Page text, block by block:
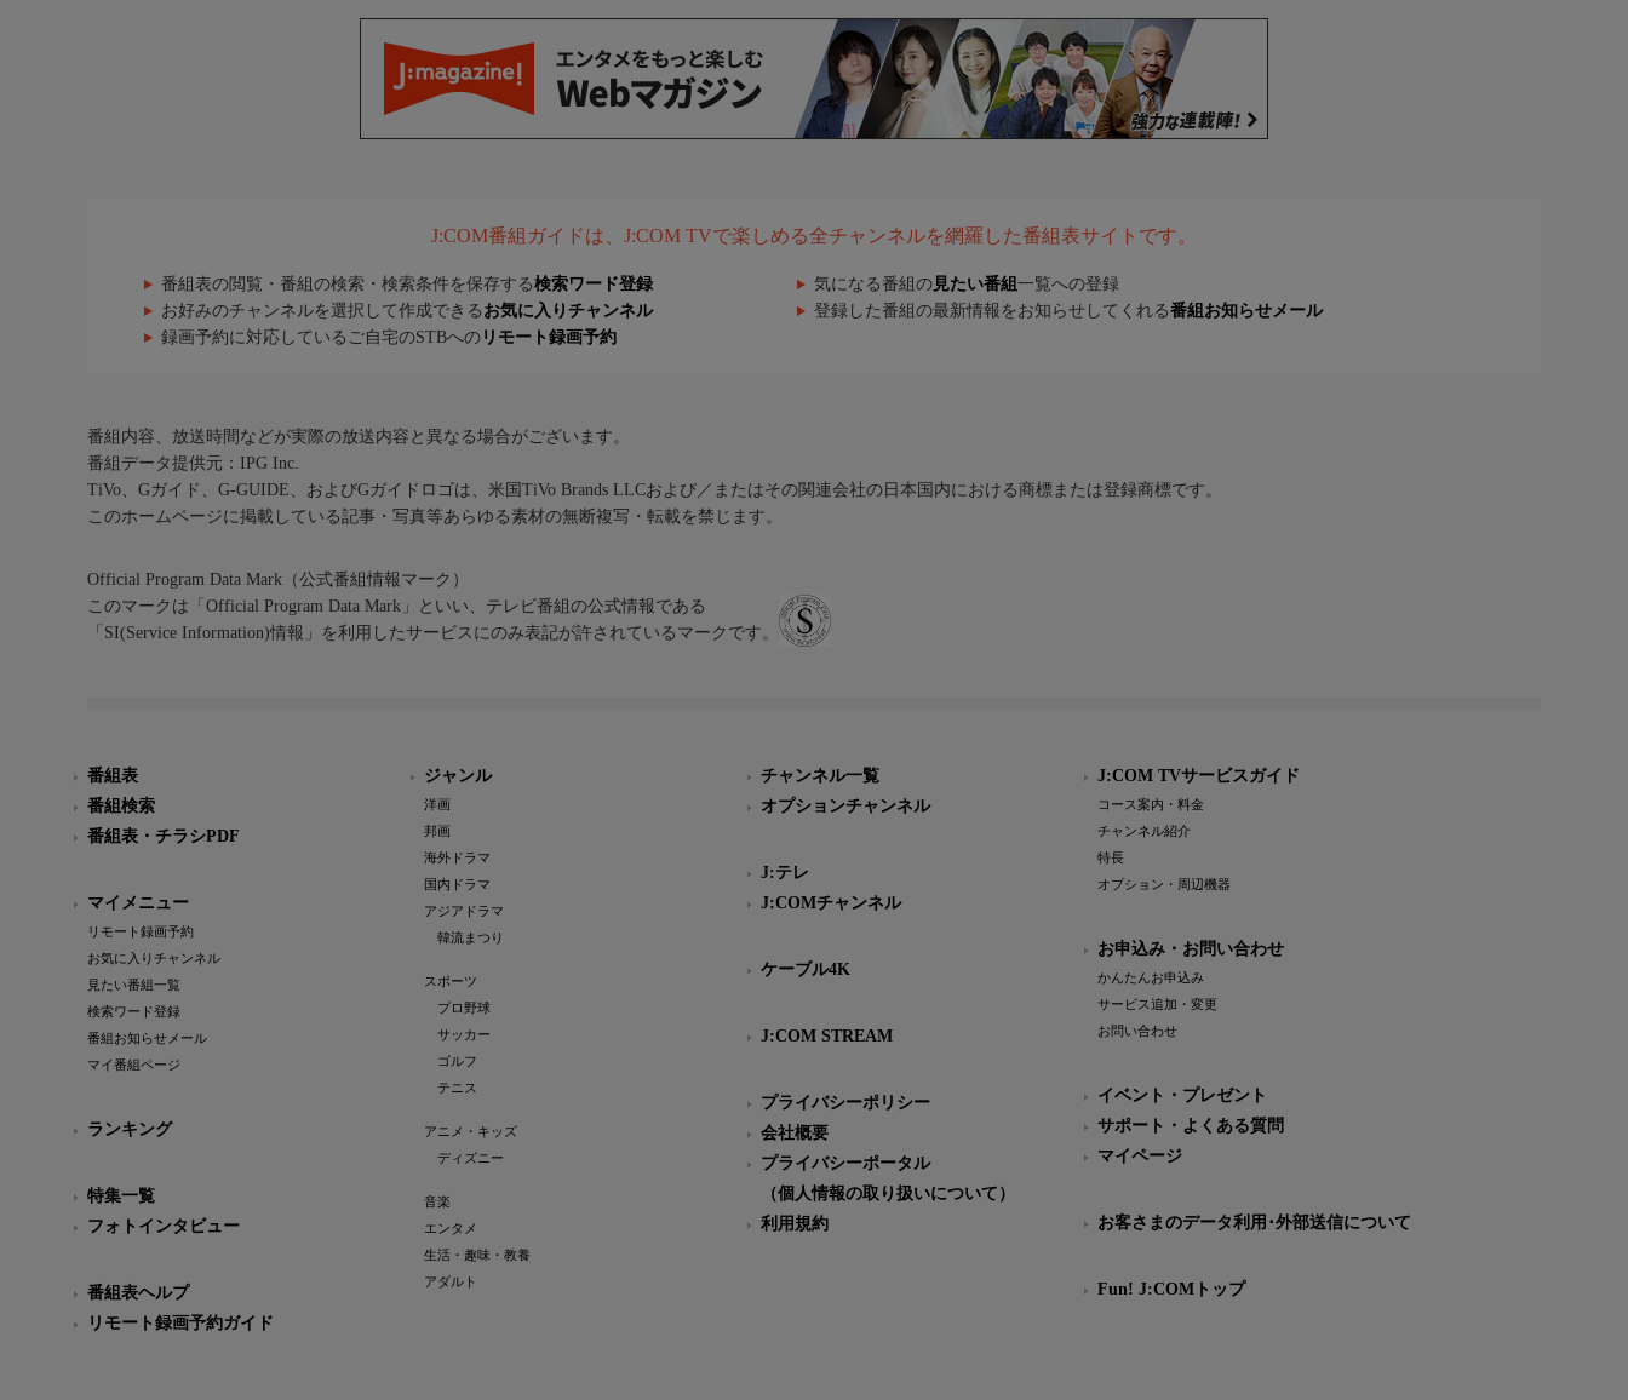
J:COM番組ガイドは、J:COM TVで楽しめる全チャンネルを網羅した番組表サイトです。
番組表の閲覧・番組の検索・検索条件を保存する検索ワード登録 気になる番組の 見たい番組 一覧への登録
お好みのチャンネルを選択して作成できる お気に入りチャンネル 登録した番組の最新情報をお知らせしてくれる番組お知らせメール
録画予約に対応しているご自宅のSTBへの リモート録画予約
番組内容、放送時間などが実際の放送内容と異なる場合がございます。
番組データ提供元：IPG Inc.
TiVo、Gガイド、G-GUIDE、およびGガイドロゴは、米国TiVo Brands LLCおよび／またはその関連会社の日本国内における商標または登録商標です。
このホームページに掲載している記事・写真等あらゆる素材の無断複写・転載を禁じます。
Official Program Data Mark（公式番組情報マーク）
このマークは「Official Program Data Mark」といい、テレビ番組の公式情報である
「SI(Service Information)情報」を利用したサービスにのみ表記が許されているマークです。
番組表
番組検索
番組表・チラシPDF
マイメニュー
リモート録画予約
お気に入りチャンネル
見たい番組一覧
検索ワード登録
番組お知らせメール
マイ番組ページ
ランキング
特集一覧
フォトインタビュー
番組表ヘルプ
リモート録画予約ガイド
ジャンル
洋画
邦画
海外ドラマ
国内ドラマ
アジアドラマ
韓流まつり
スポーツ
プロ野球
サッカー
ゴルフ
テニス
アニメ・キッズ
ディズニー
音楽
エンタメ
生活・趣味・教養
アダルト
チャンネル一覧
オプションチャンネル
J:テレ
J:COMチャンネル
ケーブル4K
J:COM STREAM
プライバシーポリシー
会社概要
プライバシーポータル
（個人情報の取り扱いについて）
利用規約
J:COM TVサービスガイド
コース案内・料金
チャンネル紹介
特長
オプション・周辺機器
お申込み・お問い合わせ
かんたんお申込み
サービス追加・変更
お問い合わせ
イベント・プレゼント
サポート・よくある質問
マイページ
お客さまのデータ利用･外部送信について
Fun! J:COMトップ